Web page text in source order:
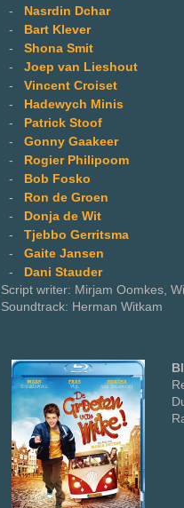
-
Nasrdin Dchar
-
Bart Klever
- Shona Smit
- Joep van Lieshout
- Vincent Croiset
-
Hadewych Minis
-
Patrick Stoof
- Gonny Gaakeer
-
Rogier Philipoom
-
Bob Fosko
-
Ron de Groen
-
Donja de Wit
- Tjebbo Gerritsma
- Gaite Jansen
-
Dani Stauder
Script writer: Mirjam Oomkes,
Soundtrack: Herman Witkam